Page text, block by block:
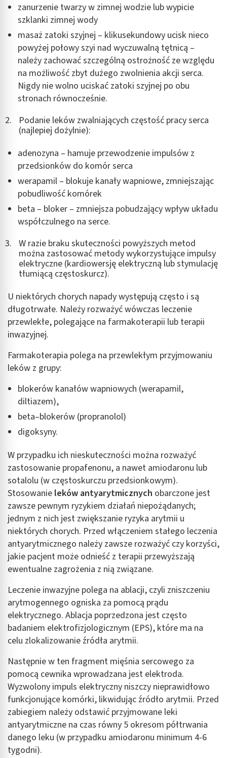
zanurzenie twarzy w zimnej wodzie lub wypicie
szklanki zimnej wody
masaż zatoki szyjnej – klikusekundowy ucisk nieco
powyżej połowy szyi nad wyczuwalną tętnicą –
należy zachować szczególną ostrożność ze względu
na możliwość zbyt dużego zwolnienia akcji serca.
Nigdy nie wolno uciskać zatoki szyjnej po obu
stronach równocześnie.
Podanie leków zwalniających częstość pracy serca
(najlepiej dożylnie):
adenozyna – hamuje przewodzenie impulsów z
przedsionków do komór serca
werapamil – blokuje kanały wapniowe, zmniejszając
pobudliwość komórek
beta – bloker – zmniejsza pobudzający wpływ układu
współczulnego na serce.
W razie braku skuteczności powyższych metod
można zastosować metody wykorzystujące impulsy
elektryczne (kardiowersję elektryczną lub stymulację
tłumiącą częstoskurcz).
U niektórych chorych napady występują często i są
długotrwałe. Należy rozważyć wówczas leczenie
przewlekłe, polegające na farmakoterapii lub terapii
inwazyjnej.
Farmakoterapia polega na przewlekłym przyjmowaniu
leków z grupy:
blokerów kanałów wapniowych (werapamil,
diltiazem),
beta–blokerów (propranolol)
digoksyny.
W przypadku ich nieskuteczności można rozważyć
zastosowanie propafenonu, a nawet amiodaronu lub
sotalolu (w częstoskurczu przedsionkowym).
Stosowanie leków antyarytmicznych obarczone jest
zawsze pewnym ryzykiem działań niepożądanych;
jednym z nich jest zwiększanie ryzyka arytmii u
niektórych chorych. Przed włączeniem stałego leczenia
antyarytmicznego należy zawsze rozważyć czy korzyści,
jakie pacjent może odnieść z terapii przewyższają
ewentualne zagrożenia z nią związane.
Leczenie inwazyjne polega na ablacji, czyli zniszczeniu
arytmogennego ogniska za pomocą prądu
elektrycznego. Ablacja poprzedzona jest często
badaniem elektrofizjologicznym (EPS), które ma na
celu zlokalizowanie źródła arytmii.
Następnie w ten fragment mięśnia sercowego za
pomocą cewnika wprowadzana jest elektroda.
Wyzwolony impuls elektryczny niszczy nieprawidłowo
funkcjonujące komórki, likwidując źródło arytmii. Przed
zabiegiem należy odstawić przyjmowane leki
antyarytmiczne na czas równy 5 okresom półtrwania
danego leku (w przypadku amiodaronu minimum 4-6
tygodni).